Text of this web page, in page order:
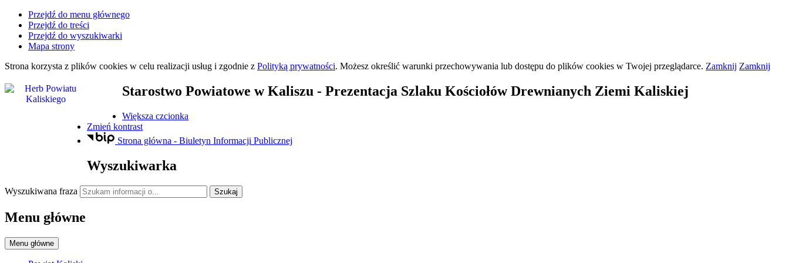
Przejdź do menu głównego
Przejdź do treści
Przejdź do wyszukiwarki
Mapa strony
Strona korzysta z plików cookies w celu realizacji usług i zgodnie z Polityką prywatności. Możesz określić warunki przechowywania lub dostępu do plików cookies w Twojej przeglądarce. Zamknij Zamknij
Starostwo Powiatowe w Kaliszu - Prezentacja Szlaku Kościołów Drewnianych Ziemi Kaliskiej
Większa czcionka
Zmień kontrast
Strona główna - Biuletyn Informacji Publicznej
Wyszukiwarka
Wyszukiwana fraza Szukaj
Menu główne
Menu główne